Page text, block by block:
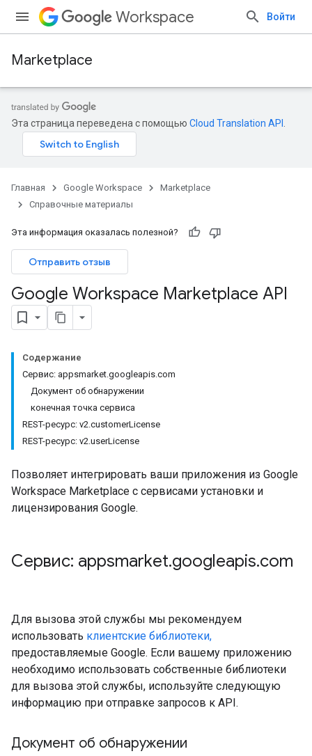
Workspace Войти
Marketplace
Эта страница переведена с помощью Cloud Translation API
Главная Google Workspace
Marketplace
Справочные материалы
Эта информация оказалась полезной?
Отправить отзыв
Google Workspace Marketplace API
Содержание
Сервис: appsmarket.googleapis.com
Документ об обнаружении
конечная точка сервиса
REST-ресурс: v2.customerLicense
REST-ресурс: v2.userLicense
Позволяет интегрировать ваши приложения из Google
Workspace Marketplace с сервисами установки и
лицензирования Google.
Сервис: appsmarket.googleapis.com
Для вызова этой службы мы рекомендуем
использовать клиентские библиотеки,
предоставляемые Google. Если вашему приложению
необходимо использовать собственные библиотеки
для вызова этой службы, используйте следующую
информацию при отправке запросов к API.
Документ об обнаружении